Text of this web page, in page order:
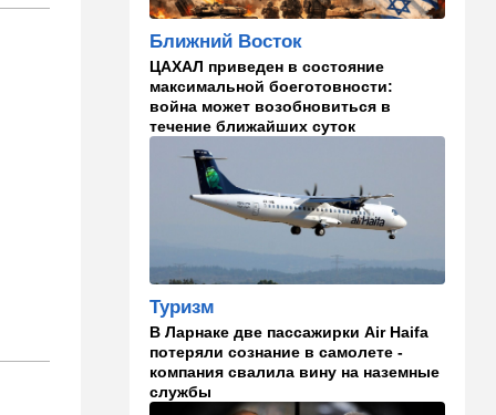
И грянул Грэм: Сенат США
одобрил ужесточение
санкций против России и
Ирана
22:33 Транспорт
Почему Израиль до сих пор
не решил проблему пробок,
несмотря на вложенные
миллиарды
Ближний Восток
Вывести войска: ливанцы
уповают на будущие
израильские выборы
21:45 Мнения
И еще про Иран…
Ближний Восток
ЦАХАЛ приведен в состояние
максимальной боеготовности:
война может возобновиться в
течение ближайших суток
Туризм
В Ларнаке две пассажирки Air Haifa
потеряли сознание в самолете -
компания свалила вину на наземные
службы